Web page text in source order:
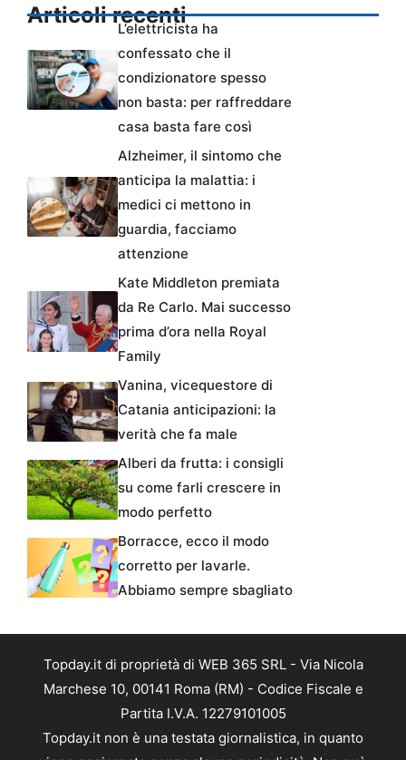
Articoli recenti
L’elettricista ha
confessato che il
condizionatore spesso
non basta: per raffreddare
casa basta fare così
Alzheimer, il sintomo che
anticipa la malattia: i
medici ci mettono in
guardia, facciamo
attenzione
Kate Middleton premiata
da Re Carlo. Mai successo
prima d’ora nella Royal
Family
Vanina, vicequestore di
Catania anticipazioni: la
verità che fa male
Alberi da frutta: i consigli
su come farli crescere in
modo perfetto
Borracce, ecco il modo
corretto per lavarle.
Abbiamo sempre sbagliato
Topday.it di proprietà di WEB 365 SRL - Via Nicola
Marchese 10, 00141 Roma (RM) - Codice Fiscale e
Partita I.V.A. 12279101005
Topday.it non è una testata giornalistica, in quanto